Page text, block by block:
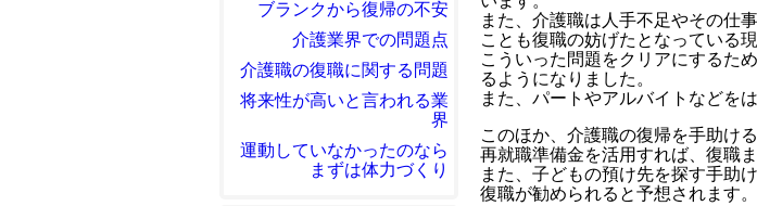
また、介護職は人手不足やその仕
ことも復職の妨げたとなっている現
こういった問題をクリアにするた
るようになりました。
また、パートやアルバイトなどを
このほか、介護職の復帰を手助け
再就職準備金を活用すれば、復職
また、子どもの預け先を探す手助
復職が勧められると予想されます。
ブランクから復帰の不安
介護業界での問題点
介護職の復職に関する問題
将来性が高いと言われる業
界
運動していなかったのなら
まずは体力づくり